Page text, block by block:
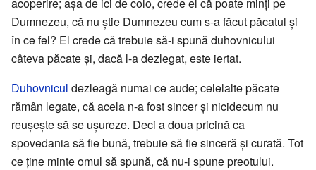
Dumnezeu, că nu știe Dumnezeu cum s-a făcut păcatul și
în ce fel? El crede că trebuie să-i spună duhovnicului
câteva păcate și, dacă l-a dezlegat, este iertat.
Duhovnicul dezleagă numai ce aude; celelalte păcate
rămân legate, că acela n-a fost sincer și nicidecum nu
reușește să se ușureze. Deci a doua pricină ca
spovedania să fie bună, trebuie să fie sinceră și curată. Tot
ce ține minte omul să spună, că nu-i spune preotului.